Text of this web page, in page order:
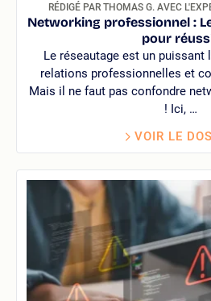
RÉDIGÉ PAR THOMAS G. AVEC
Networking professionnel :
pour
Le réseautage est un puissant
relations professionnelles et
Mais il ne faut pas confondre
! Ici, …
VOIR LE